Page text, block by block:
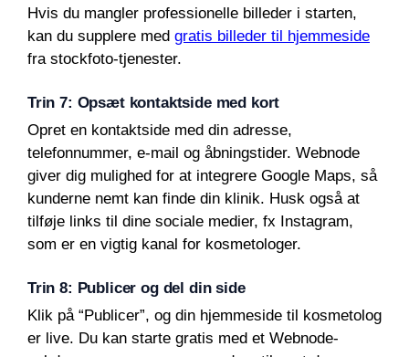
Hvis du mangler professionelle billeder i starten,
kan du supplere med gratis billeder til hjemmeside
fra stockfoto-tjenester.
Trin 7: Opsæt kontaktside med kort
Opret en kontaktside med din adresse,
telefonnummer, e-mail og åbningstider. Webnode
giver dig mulighed for at integrere Google Maps, så
kunderne nemt kan finde din klinik. Husk også at
tilføje links til dine sociale medier, fx Instagram,
som er en vigtig kanal for kosmetologer.
Trin 8: Publicer og del din side
Klik på “Publicer”, og din hjemmeside til kosmetolog
er live. Du kan starte gratis med et Webnode-